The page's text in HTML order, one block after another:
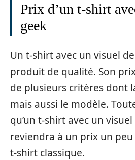
Prix d’un t-shirt
geek
Un t-shirt avec un visuel de
produit de qualité. Son
de plusieurs critères dont
mais aussi le modèle.
qu’un t-shirt avec un
reviendra à un prix un peu
t-shirt classique.